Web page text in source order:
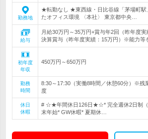
勤務地
★転勤なし ★東西線・日比谷線「茅場町
たオフィス環境 〈本社〉 東京都中央…
給与
月給30万円～35万円+賞与年2回（昨年度
決算賞与（昨年度実績：15万円）※能力等
初年度
年収
450万円～650万円
勤務
時間
8:30～17:30（実働8時間／休憩60分）※残
度
休日
休暇
# ☆★年間休日126日★☆* 完全週休2日制（
末年始* GW休暇* 夏期休…